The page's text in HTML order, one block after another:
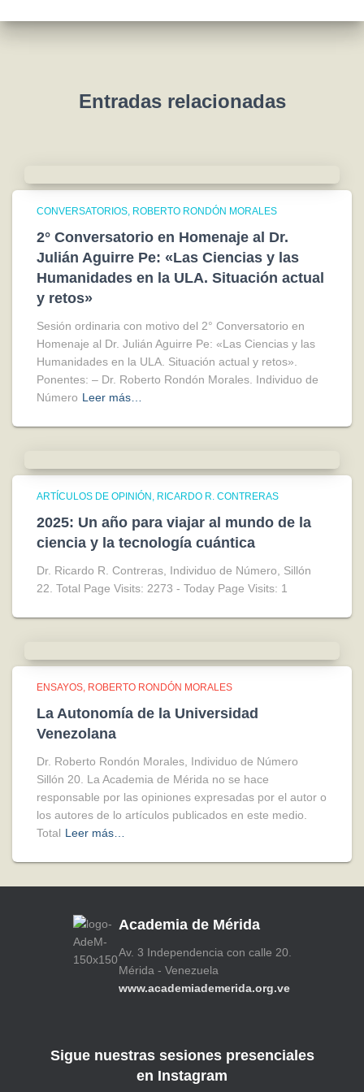
s
Entradas relacionadas
CONVERSATORIOS ROBERTO RONDÓN MORALES
2° Conversatorio en Homenaje al Dr.
Julián Aguirre Pe: «Las Ciencias y las
Humanidades en la ULA. Situación actual
y retos»
Sesión ordinaria con motivo del 2° Conversatorio en
Homenaje al Dr. Julián Aguirre Pe: «Las Ciencias y las
Humanidades en la ULA. Situación actual y retos».
Ponentes: – Dr. Roberto Rondón Morales. Individuo de
Número Leer más…
ARTÍCULOS DE OPINIÓN RICARDO R. CONTRERAS
2025: Un año para viajar al mundo de la
ciencia y la tecnología cuántica
Dr. Ricardo R. Contreras, Individuo de Número, Sillón
22. Total Page Visits: 2273 - Today Page Visits: 1
ENSAYOS ROBERTO RONDÓN MORALES
La Autonomía de la Universidad
Venezolana
Dr. Roberto Rondón Morales, Individuo de Número
Sillón 20. La Academia de Mérida no se hace
responsable por las opiniones expresadas por el autor o
los autores de lo artículos publicados en este medio.
Total Leer más…
Academia de Mérida
Av. 3 Independencia con calle 20.
Mérida - Venezuela
www.academiademerida.org.ve
Sigue nuestras sesiones presenciales
en Instagram